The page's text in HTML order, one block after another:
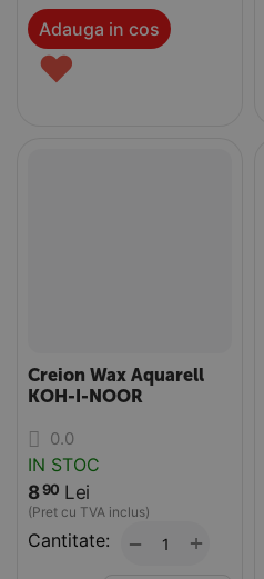
Adauga in cos
♥
Creion Wax Aquarell
KOH-I-NOOR
0.0
IN STOC
890 Lei
(Pret cu TVA inclus)
Cantitate: +
−